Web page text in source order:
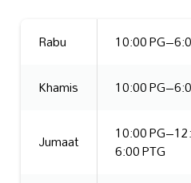
Rabu
10:00
Khamis
10:00
Jumaat 10:00
6:00 PTG